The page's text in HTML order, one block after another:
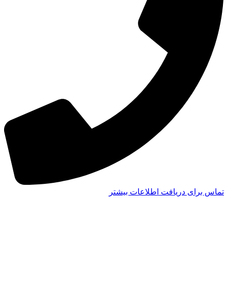
تماس برای دریافت اطلاعات بیشتر